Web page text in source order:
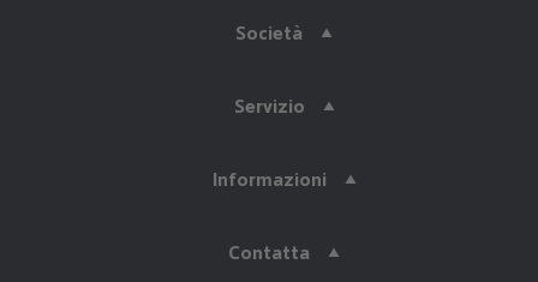
Società
Servizio
Informazioni
Contatta